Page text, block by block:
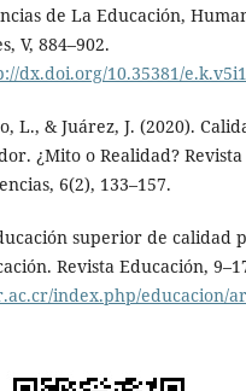
de La Educación,
V, 884–902.
dx.doi.org/10.35381/
L., & Juárez, J. (2020).
¿Mito o Realidad?
6(2), 133–157.
superior de calidad
Revista Educación,
index.php/educacion/